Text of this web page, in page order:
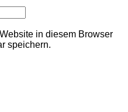
in diesem Browser
speichern.